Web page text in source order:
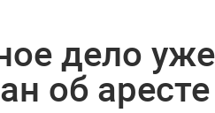
дело
об